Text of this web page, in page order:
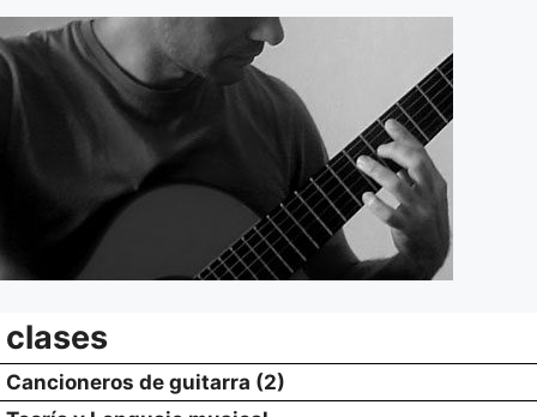
clases
Cancioneros de guitarra (2)